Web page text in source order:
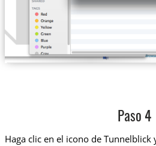
Paso 4
Haga clic en el icono de Tunnelblick